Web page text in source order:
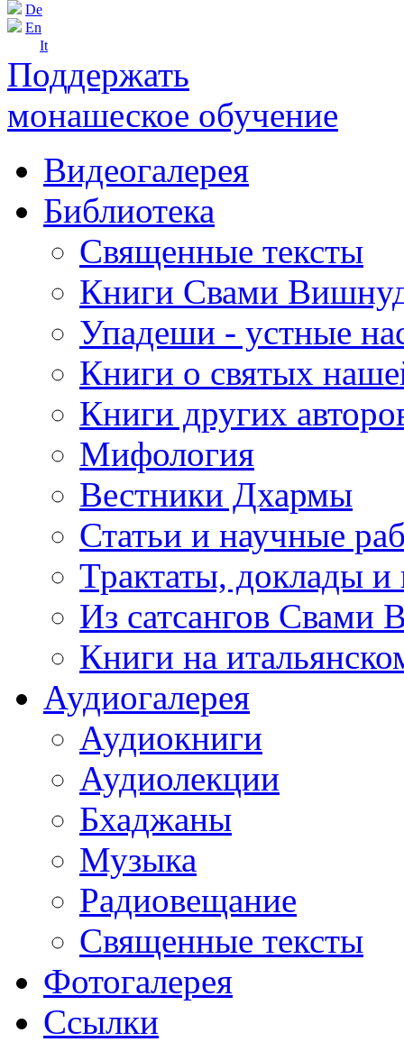
De
En
It
Поддержать
монашеское обучение
Видеогалерея
Библиотека
Священные тексты
Книги Свами
Упадеши - устные
Книги о святых
Книги других
Мифология
Вестники Дхармы
Статьи и научные
Трактаты, доклады
Из сатсангов Свами
Книги на
Аудиогалерея
Аудиокниги
Аудиолекции
Бхаджаны
Музыка
Радиовещание
Священные тексты
Фотогалерея
Ссылки